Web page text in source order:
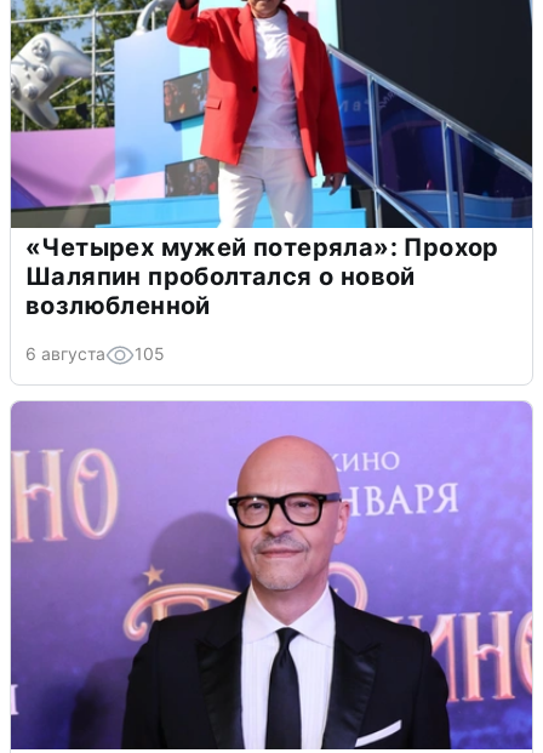
«Четырех мужей потеряла»: Прохор
Шаляпин проболтался о новой
возлюбленной
6 августа 105